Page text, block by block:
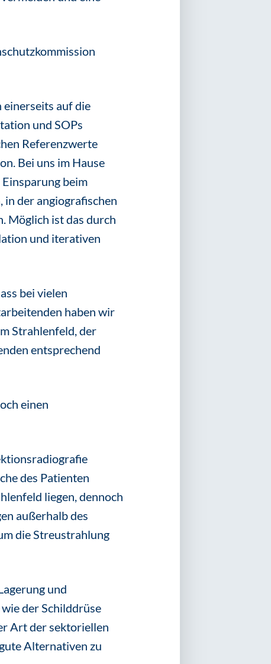
einerseits auf die
und SOPs
Referenzwerte
Bei uns im Hause
beim
der angiografischen
Möglich ist das durch
und iterativen
bei vielen
haben wir
Strahlenfeld, der
entsprechend
einen
des Patienten
liegen, dennoch
außerhalb des
die Streustrahlung
und
der Schilddrüse
Art der sektoriellen
Alternativen zu